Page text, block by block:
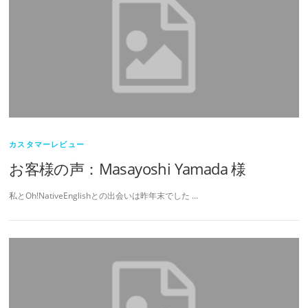
カスタマーレビュー
お客様の声：Masayoshi Yamada 様
私とOh!NativeEnglishとの出会いは昨年末でした …